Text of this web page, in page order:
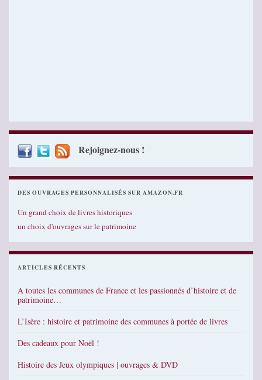
Rejoignez-nous !
DES OUVRAGES PERSONNALISÉS SUR AMAZON.FR
Un grand choix de livres historiques
un choix d'ouvrages sur le patrimoine
ARTICLES RÉCENTS
A toutes les communes de France et les passionnés d’histoire et de
patrimoine…
L’Isère : histoire et patrimoine des communes à portée de livres
Des cadeaux pour Noël !
Histoire des Jeux olympiques | ouvrages & DVD